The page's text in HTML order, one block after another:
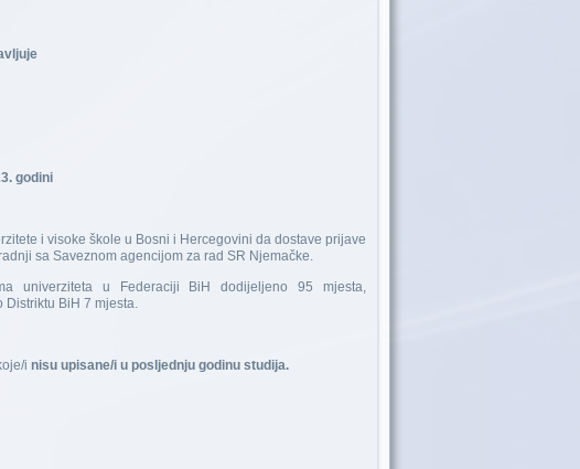
godini
i visoke škole u Bosni i Hercegovini da dostave prijave
sa Saveznom agencijom za rad SR Njemačke.
univerziteta u Federaciji BiH dodijeljeno 95 mjesta,
Distriktu BiH 7 mjesta.
i nisu upisane/i u posljednju godinu studija.